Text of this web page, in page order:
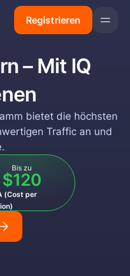
Registrieren
– Mit IQ
bietet die höchsten
Traffic an und
Bis zu
$120
(Cost per